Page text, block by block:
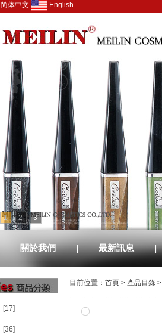
简体中文 English
1 2 3
關於我們 | 最新訊息 |
[17]
[36]
目前位置： 首頁> 產品目錄>